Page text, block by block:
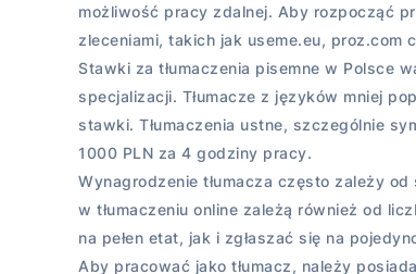
możliwość pracy zdalnej. Aby rozpocząć
zleceniami, takich jak useme.eu, proz.com
Stawki za tłumaczenia pisemne w Polsce
specjalizacji. Tłumacze z języków mniej
stawki. Tłumaczenia ustne, szczególnie
1000 PLN za 4 godziny pracy.
Wynagrodzenie tłumacza często zależy
w tłumaczeniu online zależą również od
na pełen etat, jak i zgłaszać się na
Aby pracować jako tłumacz, należy